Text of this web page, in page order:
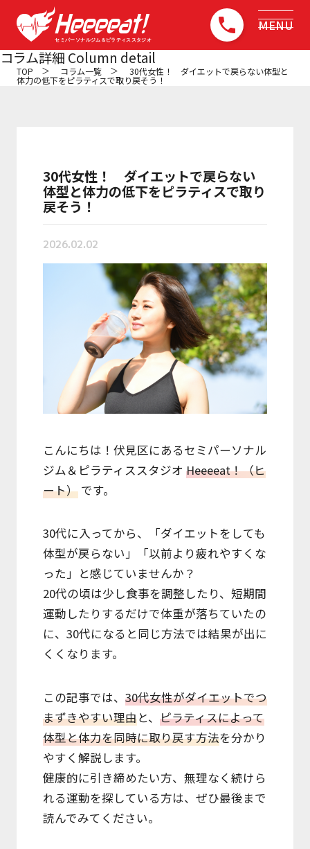
トップ
コンセプト
Concept
他店との比較
Comparison
料金表
Price
無料体験
Free Trial
予約フォーム
Form
お知らせ
News
アクセス
Access
MENU
コラム詳細 Column detail
TOP コラム一覧 30代女性！ ダイエットで戻らない体型と
体力の低下をピラティスで取り戻そう！
30代女性！ ダイエットで戻らない
体型と体力の低下をピラティスで取り
戻そう！
2026.02.02
こんにちは！伏見区にあるセミパーソナル
ジム＆ピラティススタジオ Heeeeat！（ヒ
ート）です。
30代に入ってから、「ダイエットをしても
体型が戻らない」「以前より疲れやすくな
った」と感じていませんか？
20代の頃は少し食事を調整したり、短期間
運動したりするだけで体重が落ちていたの
に、30代になると同じ方法では結果が出に
くくなります。
この記事では、 30代女性がダイエットでつ
まずきやすい理由と、 ピラティスによって
体型と体力を同時に取り戻す方法を分かり
やすく解説します。
健康的に引き締めたい方、無理なく続けら
れる運動を探している方は、ぜひ最後まで
読んでみてください。